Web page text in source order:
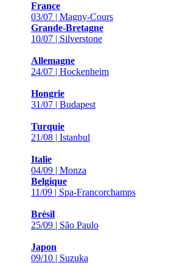
France
03/07 | Magny-Cours
Grande-Bretagne
10/07 | Silverstone
Allemagne
24/07 | Hockenheim
Hongrie
31/07 | Budapest
Turquie
21/08 | Istanbul
Italie
04/09 | Monza
Belgique
11/09 | Spa-Francorchamps
Brésil
25/09 | São Paulo
Japon
09/10 | Suzuka